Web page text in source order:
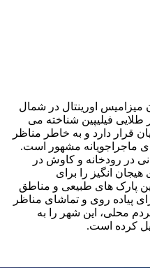
میزامیس اورینتال در شمال
فیلیپین شناخته می‌
قرار دارد و به خاطر مناظر
ماجراجویانه‌ مشهور است.
در رودخانه و کاوش در
‌انگیز را برای
پارک‌ های طبیعی و مناطق
پیاده ‌روی و تماشای مناظر
محلی، این شهر را به
کرده است.